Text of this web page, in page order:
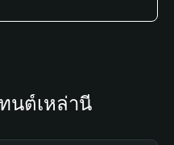
นต์เหล่านี้